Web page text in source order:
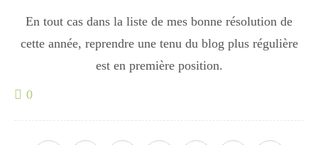
Mes amis en cuisine
En tout cas dans la liste de mes bonne résolution de
cette année, reprendre une tenu du blog plus régulière
est en première position.
0